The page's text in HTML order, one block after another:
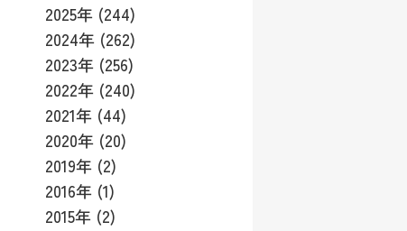
2025年 (244)
2024年 (262)
2023年 (256)
2022年 (240)
2021年 (44)
2020年 (20)
2019年 (2)
2016年 (1)
2015年 (2)